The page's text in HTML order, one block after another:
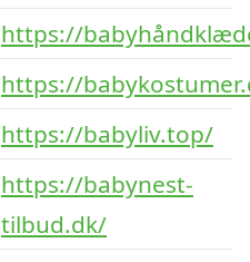
https://
https://
https://babyliv.top/
https://babynest-
tilbud.dk/